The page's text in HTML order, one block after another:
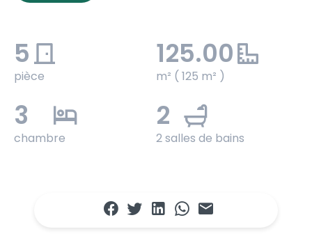
5
pièce
125.00
m² ( 125 m² )
3
chambre
2
2 salles de bains